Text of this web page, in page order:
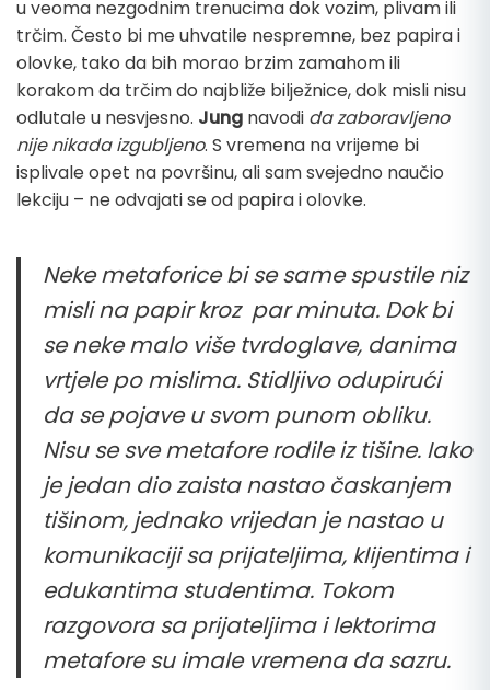
u veoma nezgodnim trenucima dok vozim, plivam ili
trčim. Često bi me uhvatile nespremne, bez papira i
olovke, tako da bih morao brzim zamahom ili
korakom da trčim do najbliže bilježnice, dok misli nisu
odlutale u nesvjesno. Jung navodi da zaboravljeno
nije nikada izgubljeno. S vremena na vrijeme bi
isplivale opet na površinu, ali sam svejedno naučio
lekciju – ne odvajati se od papira i olovke.
Neke metaforice bi se same spustile niz
misli na papir kroz par minuta. Dok bi
se neke malo više tvrdoglave, danima
vrtjele po mislima. Stidljivo odupirući
da se pojave u svom punom obliku.
Nisu se sve metafore rodile iz tišine. Iako
je jedan dio zaista nastao časkanjem
tišinom, jednako vrijedan je nastao u
komunikaciji sa prijateljima, klijentima i
edukantima studentima. Tokom
razgovora sa prijateljima i lektorima
metafore su imale vremena da sazru.